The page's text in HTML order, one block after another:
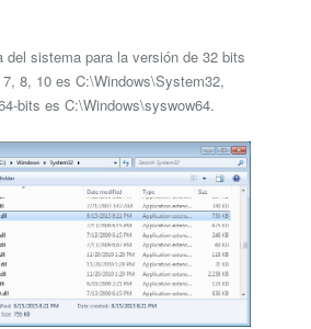
del sistema para la versión de 32 bits
8, 10 es C:\Windows\System32,
bits es C:\Windows\syswow64.